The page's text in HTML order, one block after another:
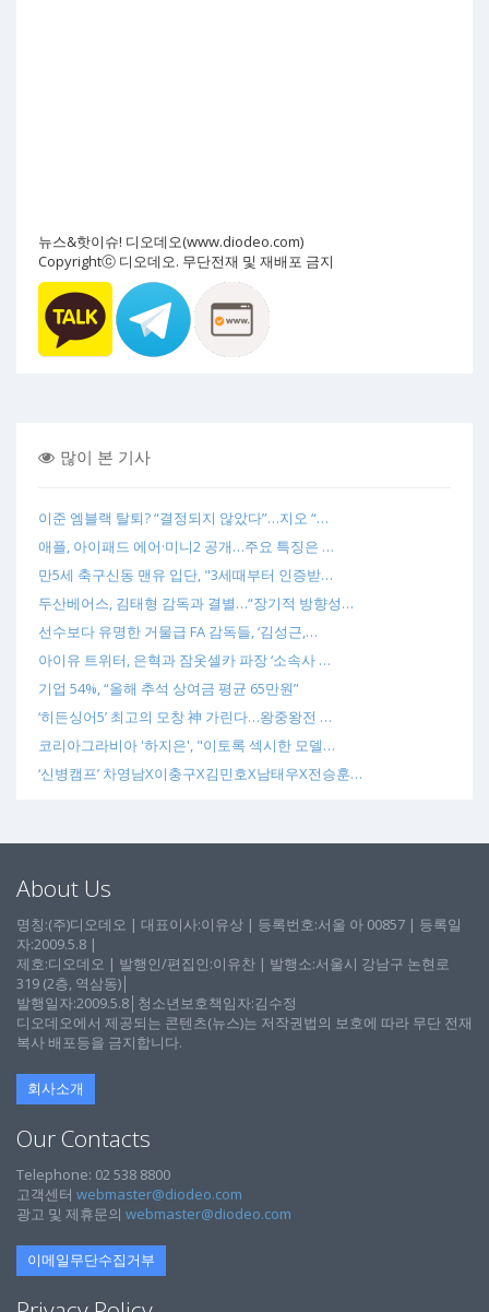
뉴스&핫이슈! 디오데오(www.diodeo.com)
Copyrightⓒ 디오데오. 무단전재 및 재배포 금지
많이 본 기사
이준 엠블랙 탈퇴? “결정되지 않았다”…지오 “…
애플, 아이패드 에어·미니2 공개…주요 특징은 …
만5세 축구신동 맨유 입단, "3세때부터 인증받…
두산베어스, 김태형 감독과 결별…“장기적 방향성…
선수보다 유명한 거물급 FA 감독들, ‘김성근,…
아이유 트위터, 은혁과 잠옷셀카 파장 ‘소속사 …
기업 54%, “올해 추석 상여금 평균 65만원”
‘히든싱어5’ 최고의 모창 神 가린다…왕중왕전 …
코리아그라비아 '하지은', "이토록 섹시한 모델…
‘신병캠프’ 차영남X이충구X김민호X남태우X전승훈…
About Us
명칭:(주)디오데오 | 대표이사:이유상 | 등록번호:서울 아 00857 | 등록일
자:2009.5.8 |
제호:디오데오 | 발행인/편집인:이유찬 | 발행소:서울시 강남구 논현로
319 (2층, 역삼동)│
발행일자:2009.5.8│청소년보호책임자:김수정
디오데오에서 제공되는 콘텐츠(뉴스)는 저작권법의 보호에 따라 무단 전재
복사 배포등을 금지합니다.
회사소개
Our Contacts
Telephone: 02 538 8800
고객센터 webmaster@diodeo.com
광고 및 제휴문의 webmaster@diodeo.com
이메일무단수집거부